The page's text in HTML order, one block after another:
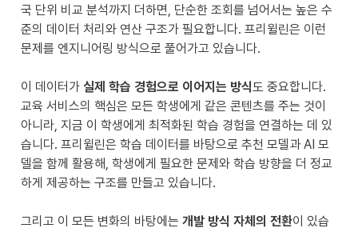
국 단위 비교 분석까지 더하면, 단순한 조회를 넘어서는 높은 수
준의 데이터 처리와 연산 구조가 필요합니다. 프리윌린은 이런
문제를 엔지니어링 방식으로 풀어가고 있습니다.
이 데이터가 실제 학습 경험으로 이어지는 방식도 중요합니다.
교육 서비스의 핵심은 모든 학생에게 같은 콘텐츠를 주는 것이
아니라, 지금 이 학생에게 최적화된 학습 경험을 연결하는 데 있
습니다. 프리윌린은 학습 데이터를 바탕으로 추천 모델과 AI 모
델을 함께 활용해, 학생에게 필요한 문제와 학습 방향을 더 정교
하게 제공하는 구조를 만들고 있습니다.
그리고 이 모든 변화의 바탕에는 개발 방식 자체의 전환이 있습